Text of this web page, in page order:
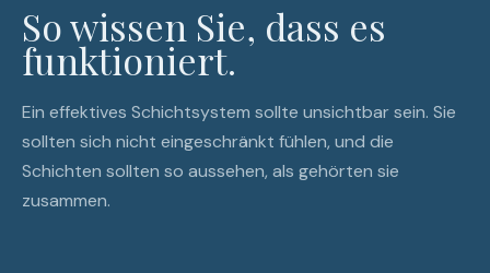
So wissen Sie, dass es
funktioniert.
Ein effektives Schichtsystem sollte unsichtbar sein. Sie
sollten sich nicht eingeschränkt fühlen, und die
Schichten sollten so aussehen, als gehörten sie
zusammen.